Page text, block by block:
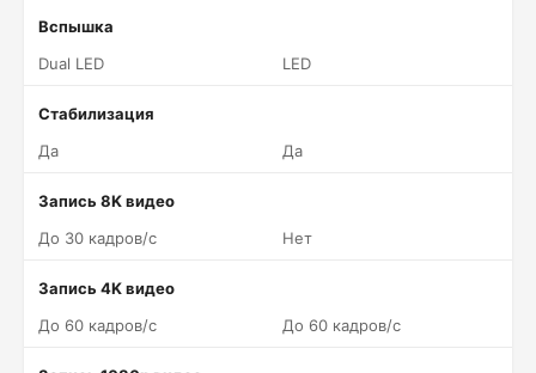
Вспышка
Dual LED
LED
Стабилизация
Да
Да
Запись 8K видео
До 30 кадров/c
Нет
Запись 4K видео
До 60 кадров/c
До 60 кадров/c